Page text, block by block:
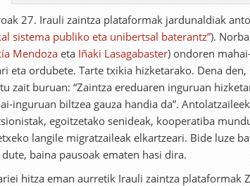
27. Irauli zaintza plataformak jardunaldiak
sistema publiko eta unibertsal baterantz”).
Mendoza eta Iñaki Lasagabaster) ondoren
eta ordubete. Tarte txikia hizketarako. Dena
zait buruan: “Zaintza ereduaren inguruan
inguruan biltzea gauza handia da”.
egoitzetako senideak, kooperatiba
langile migratzaileak elkartzeari. Bide luze
dute, baina pausoak ematen hasi dira.
hitza eman aurretik Irauli zaintza plataformak